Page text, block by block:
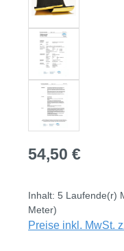
Regulärer Preis:
54,50 €
Inhalt: 5 Laufende(r)
Meter)
Preise inkl. MwSt.